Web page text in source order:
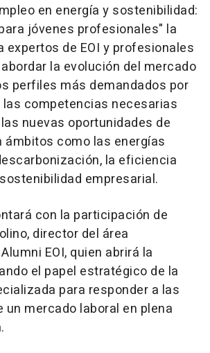
en energía y sostenibilidad:
jóvenes profesionales" la
expertos de EOI y profesionales
la evolución del mercado
perfiles más demandados por
competencias necesarias
nuevas oportunidades de
ámbitos como las energías
la eficiencia
empresarial.
con la participación de
director del área
EOI, quien abrirá la
el papel estratégico de la
para responder a las
un mercado laboral en plena